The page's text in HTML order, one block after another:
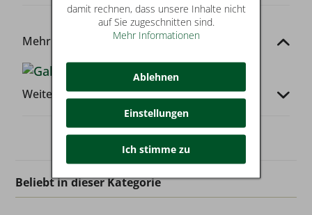
Mehr von dieser Marke
Weitere Infos
Beliebt in dieser Kategorie
damit rechnen, dass unsere Inhalte nicht
auf Sie zugeschnitten sind.
Mehr Informationen
Ablehnen
Einstellungen
Ich stimme zu